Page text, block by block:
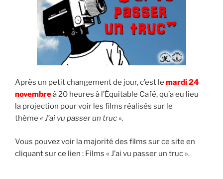
Après un petit changement de jour, c’est le mardi 24
novembreà 20 heures à l’Équitable Café, qu’a eu lieu
la projection pour voir les films réalisés sur le
thème « J’ai vu passer un truc ».
Vous pouvez voir la majorité des films sur ce site en
cliquant sur ce lien : Films « J’ai vu passer un truc ».